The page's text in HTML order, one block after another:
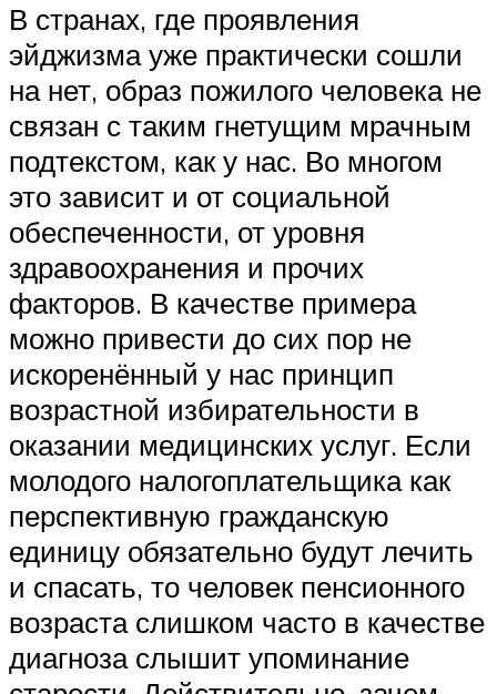
В странах, где проявления
эйджизма уже практически сошли
на нет, образ пожилого человека не
связан с таким гнетущим мрачным
подтекстом, как у нас. Во многом
это зависит и от социальной
обеспеченности, от уровня
здравоохранения и прочих
факторов. В качестве примера
можно привести до сих пор не
искоренённый у нас принцип
возрастной избирательности в
оказании медицинских услуг. Если
молодого налогоплательщика как
перспективную гражданскую
единицу обязательно будут лечить
и спасать, то человек пенсионного
возраста слишком часто в качестве
диагноза слышит упоминание